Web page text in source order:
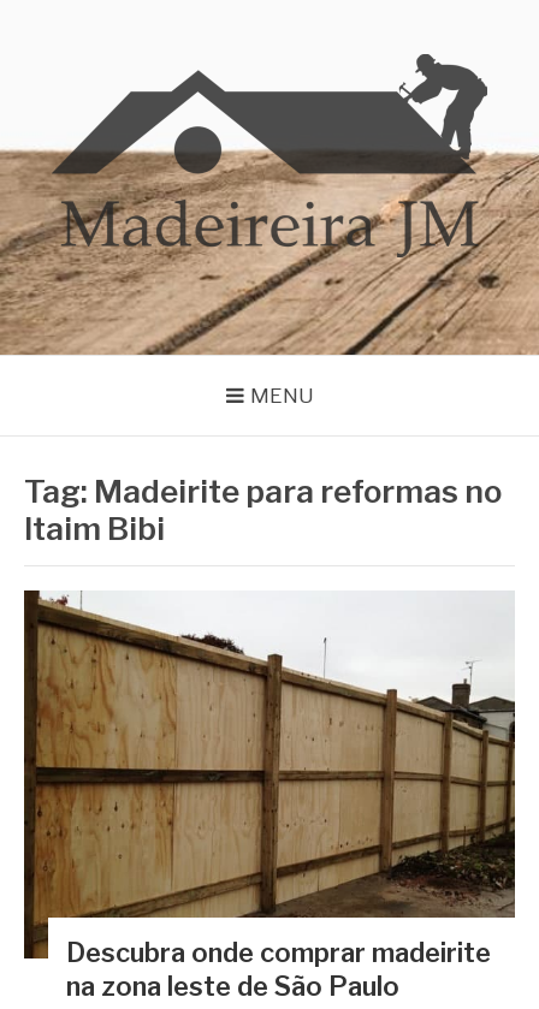
MADEIREIRA JM
Blog Madeireira JM
MENU
Tag: Madeirite para reformas no
Itaim Bibi
Descubra onde comprar madeirite
na zona leste de São Paulo